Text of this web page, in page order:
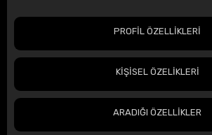
PROFİL ÖZELLİKLERİ
KİŞİSEL ÖZELİKLERİ
ARADIĞI ÖZELLİKLER